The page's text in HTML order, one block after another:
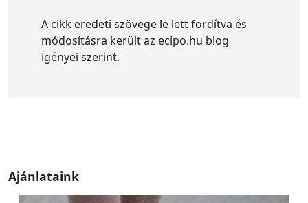
A cikk eredeti szövege le lett fordítva és
módosításra került az ecipo.hu blog
igényei szerint.
Ajánlataink